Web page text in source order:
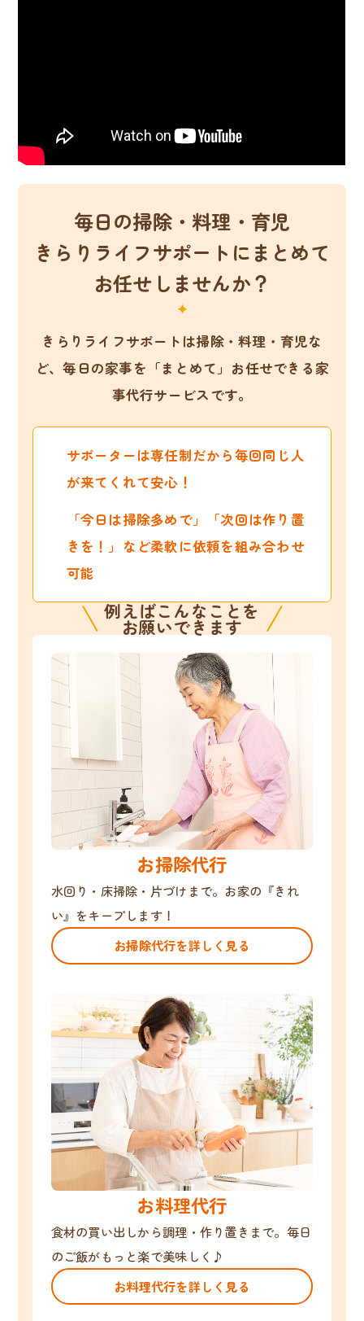
毎日の掃除・料理・育児
きらりライフサポートにまとめて
お任せしませんか？
きらりライフサポートは掃除・料理・育児な
ど、毎日の家事を「まとめて」お任せできる家
事代行サービスです。
サポーターは専任制だから毎回同じ人
が来てくれて安心！
「今日は掃除多めで」「次回は作り置
きを！」など柔軟に依頼を組み合わせ
可能
例えばこんなことを
お願いできます
お掃除代行
水回り・床掃除・片づけまで。お家の『きれ
い』をキープします！
お掃除代行を詳しく見る
お料理代行
食材の買い出しから調理・作り置きまで。毎日
のご飯がもっと楽で美味しく♪
お料理代行を詳しく見る